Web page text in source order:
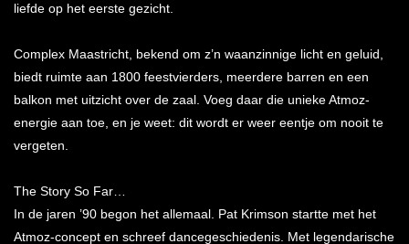
liefde op het eerste gezicht.
Complex Maastricht, bekend om z’n waanzinnige licht en geluid,
biedt ruimte aan 1800 feestvierders, meerdere barren en een
balkon met uitzicht over de zaal. Voeg daar die unieke Atmoz-
energie aan toe, en je weet: dit wordt er weer eentje om nooit te
vergeten.
The Story So Far…
In de jaren ’90 begon het allemaal. Pat Krimson startte met het
Atmoz-concept en schreef dancegeschiedenis. Met legendarische